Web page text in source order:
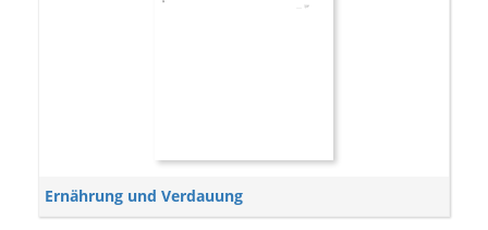
Ernährung und Verdauung